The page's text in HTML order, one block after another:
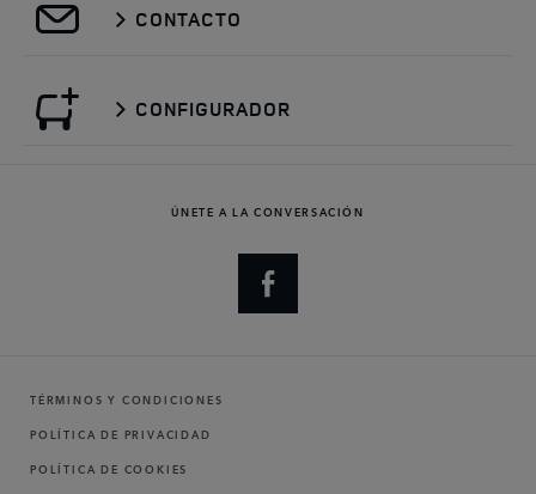
CONTACTO
CONFIGURADOR
ÚNETE A LA CONVERSACIÓN
TÉRMINOS Y CONDICIONES
POLÍTICA DE PRIVACIDAD
POLÍTICA DE COOKIES